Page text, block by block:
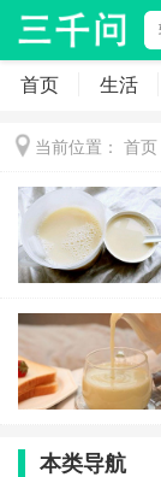
首页 生活
当前位置： 首页
本类导航